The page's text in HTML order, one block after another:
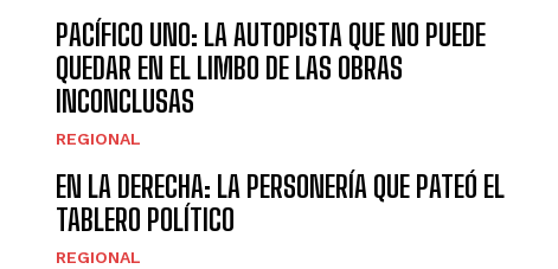
PACÍFICO UNO: LA AUTOPISTA QUE NO PUEDE
QUEDAR EN EL LIMBO DE LAS OBRAS
INCONCLUSAS
REGIONAL
EN LA DERECHA: LA PERSONERÍA QUE PATEÓ EL
TABLERO POLÍTICO
REGIONAL